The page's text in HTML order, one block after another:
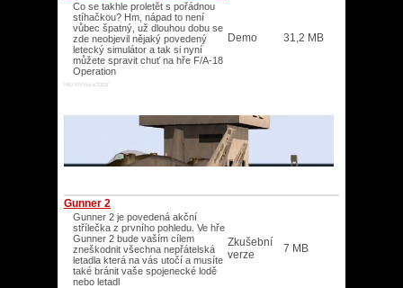
Co se takhle proletět s pořádnou
stíhačkou? Hm, nápad to není
vůbec špatný, už dlouhou dobu se
zde neobjevil nějaký povedený
letecký simulátor a tak si nyní
můžete spravit chuť na hře F/A-18
Operation
ME/XP/Vista/2003/
Demo 31,2 MB
Gunner 2
Gunner 2 je povedená akční
střílečka z prvního pohledu. Ve hře
Gunner 2 bude vaším cílem
zneškodnit všechna nepřátelská
letadla která na vás utočí a musíte
také bránit vaše spojenecké lodě
nebo letadl
Zkušební
verze
7 MB